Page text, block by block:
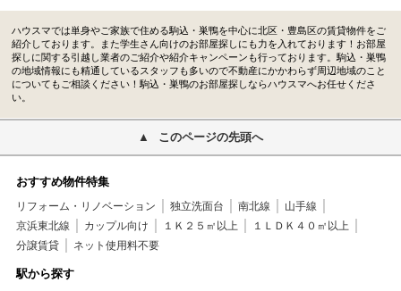
ハウスマでは単身やご家族で住める駒込・巣鴨を中心に北区・豊島区の賃貸物件をご
紹介しております。また学生さん向けのお部屋探しにも力を入れております！お部屋
探しに関する引越し業者のご紹介や紹介キャンペーンも行っております。駒込・巣鴨
の地域情報にも精通しているスタッフも多いので不動産にかかわらず周辺地域のこと
についてもご相談ください！駒込・巣鴨のお部屋探しならハウスマへお任せくださ
い。
このページの先頭へ
おすすめ物件特集
リフォーム・リノベーション 独立洗面台 南北線
山手線
京浜東北線
カップル向け １Ｋ２５㎡以上
１ＬＤＫ４０㎡以上
分譲賃貸
ネット使用料不要
駅から探す